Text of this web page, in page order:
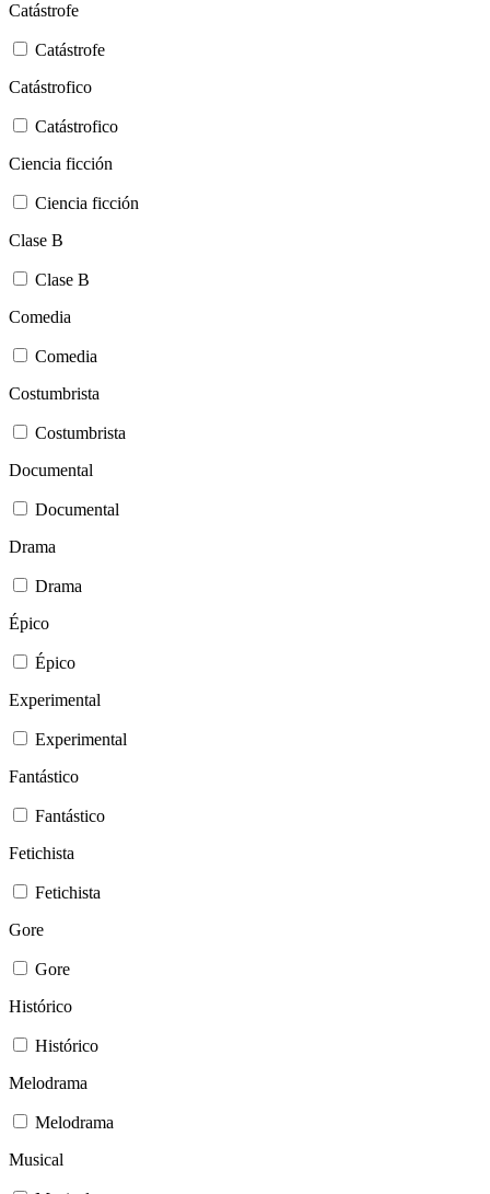
Catástrofe
Catástrofe
Catástrofico
Catástrofico
Ciencia ficción
Ciencia ficción
Clase B
Clase B
Comedia
Comedia
Costumbrista
Costumbrista
Documental
Documental
Drama
Drama
Épico
Épico
Experimental
Experimental
Fantástico
Fantástico
Fetichista
Fetichista
Gore
Gore
Histórico
Histórico
Melodrama
Melodrama
Musical